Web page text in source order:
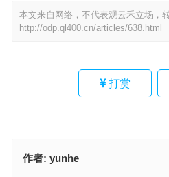
本文来自网络，不代表观云禾立场，
http://odp.ql400.cn/articles/638.html
打赏
作者: yunhe